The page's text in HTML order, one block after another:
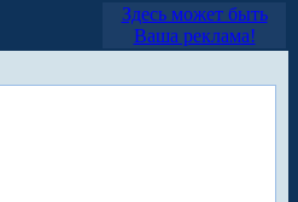
Здесь может быть
Ваша реклама!